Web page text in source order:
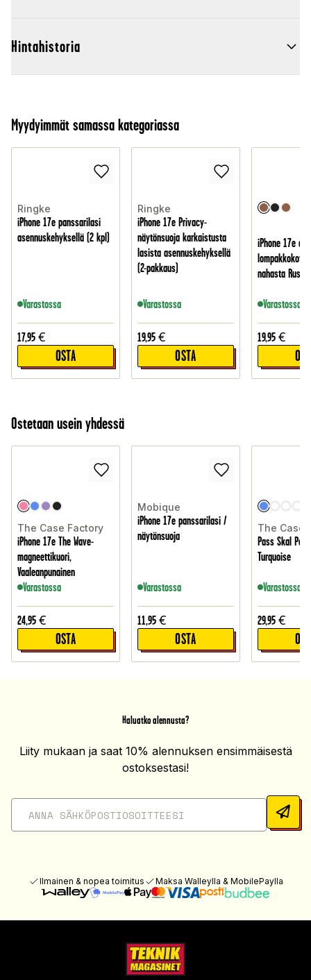
Hintahistoria
Myydyimmät samassa kategoriassa
Ringke
iPhone 17e panssarilasi
asennuskehyksellä (2 kpl)
Varastossa
17,95 €
OSTA
Ringke
iPhone 17e Privacy-
näytönsuoja karkaistusta
lasista asennuskehyksellä
(2-pakkaus)
Varastossa
19,95 €
OSTA
iPhone 17e
nahasta
Varastossa
19,95 €
Ostetaan usein yhdessä
The Case Factory
iPhone 17e The Wave-
magneettikuori,
Vaaleanpunainen
Varastossa
24,95 €
OSTA
Mobique
iPhone 17e panssarilasi /
näytönsuoja
Varastossa
11,95 €
OSTA
The Case
Pass Skal
Turquoise
Varastossa
29,95 €
Haluatko alennusta?
Liity mukaan ja saat 10% alennuksen ensimmäisestä
ostoksestasi!
Ilmainen & nopea toimitus Maksa Walleylla & MobilePaylla